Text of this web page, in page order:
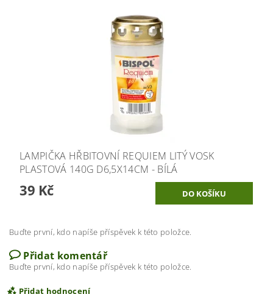
LAMPIČKA HŘBITOVNÍ REQUIEM LITÝ VOSK
PLASTOVÁ 140G D6,5X14CM - BÍLÁ
39 Kč
Buďte první, kdo napíše příspěvek k této položce.
Přidat komentář
Buďte první, kdo napíše příspěvek k této položce.
Přidat hodnocení